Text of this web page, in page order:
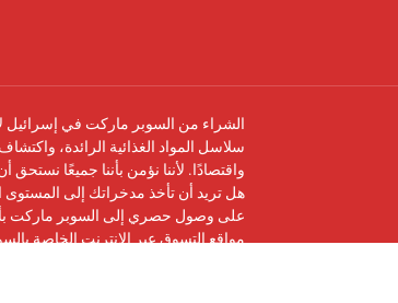
الشراء من السوبر ماركت في إسرائيل
سلاسل المواد الغذائية الرائدة،
واقتصادًا. لأننا نؤمن بأننا جميعًا
هل تريد أن تأخذ مدخراتك إلى المستوى
على وصول حصري إلى السوبر ماركت
مواقع التسوق عبر الإنترنت الخاصة